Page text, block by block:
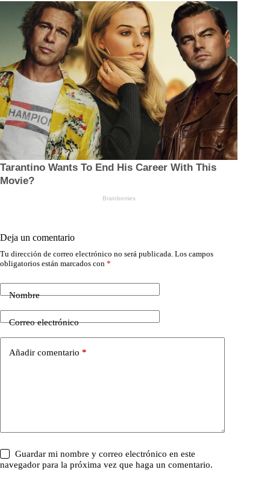
Deja un comentario
Tu dirección de correo electrónico no será publicada. Los campos
obligatorios están marcados con *
Nombre
Correo electrónico
Añadir comentario *
Guardar mi nombre y correo electrónico en este
navegador para la próxima vez que haga un comentario.